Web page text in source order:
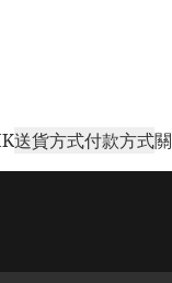
送貨方式付款方式